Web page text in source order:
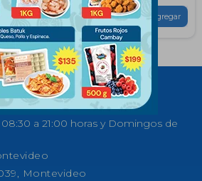
- +
a 21:00 horas y Domingos de
Montevideo